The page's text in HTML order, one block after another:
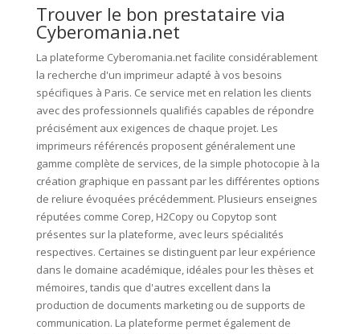
Trouver le bon prestataire via
Cyberomania.net
La plateforme Cyberomania.net facilite considérablement
la recherche d'un imprimeur adapté à vos besoins
spécifiques à Paris. Ce service met en relation les clients
avec des professionnels qualifiés capables de répondre
précisément aux exigences de chaque projet. Les
imprimeurs référencés proposent généralement une
gamme complète de services, de la simple photocopie à la
création graphique en passant par les différentes options
de reliure évoquées précédemment. Plusieurs enseignes
réputées comme Corep, H2Copy ou Copytop sont
présentes sur la plateforme, avec leurs spécialités
respectives. Certaines se distinguent par leur expérience
dans le domaine académique, idéales pour les thèses et
mémoires, tandis que d'autres excellent dans la
production de documents marketing ou de supports de
communication. La plateforme permet également de